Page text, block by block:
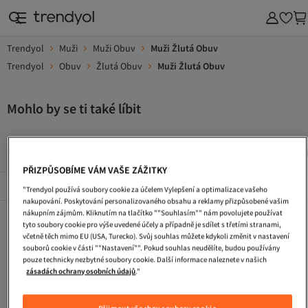
Trendyol Muži Muži Obuv
Muži Žlutá Obuv
Trendyol
Obuv Žlutá Obuv Muži Žlutá Obuv
Mohlo by se ti také líbit
Dlouhe
Popularni Značky Zobrazit vše
Turisticke Boty Zimni Boty
Kabelka
Dlouhe Vecerni Saty
Tasky Pres Rameno
Pletene Saty
Pracovni Boty
Saty S Flitry
Plazova Taska
PŘIZPŮSOBÍME VÁM VAŠE ZÁŽITKY
"Trendyol používá soubory cookie za účelem Vylepšení a optimalizace vašeho
nakupování. Poskytování personalizovaného obsahu a reklamy přizpůsobené vašim
nákupním zájmům. Kliknutím na tlačítko ""Souhlasím"" nám povolujete používat
tyto soubory cookie pro výše uvedené účely a případně je sdílet s třetími stranami,
včetně těch mimo EU (USA, Turecko). Svůj souhlas můžete kdykoli změnit v nastavení
souborů cookie v části ""Nastavení"". Pokud souhlas neudělíte, budou používány
pouze technicky nezbytné soubory cookie. Další informace naleznete v našich
zásadách ochrany osobních údajů."